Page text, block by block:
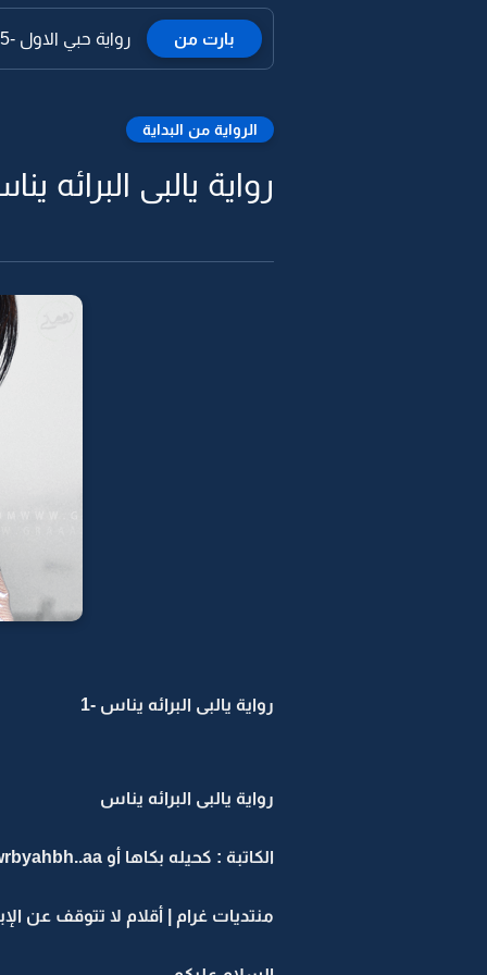
بارت من رواية حبي الاول -5
الرواية من البداية
رواية يالبى البرائه
رواية يالبى البرائه يناس -1
رواية يالبى البرائه يناس
الكاتبة : كحيله بكاها أو wrbyahbh..aa
منتديات غرام | أقلام لا تتوقف عن